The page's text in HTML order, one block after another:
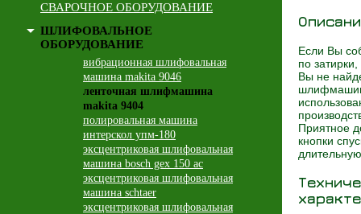
СВАРОЧНОЕ ОБОРУДОВАНИЕ
ШЛИФОВАЛЬНОЕ
ОБОРУДОВАНИЕ
вибрационная шлифовальная
машина makita 9046
ленточная шлифмашина
makita 9404
полировальная машина
интерскол упм-180
эксцентриковая шлифовальная
машина bosch gex 150 ac
эксцентриковая шлифовальная
машина schtaer
эксцентриковая шлифовальная
Если Вы
по
Вы не
Приятное
кнопки